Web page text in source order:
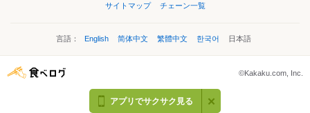
アプリでサクサク見る
サイトマップ
チェーン一覧
言語： English 简体中文 繁體中文 한국어 日本語
©Kakaku.com, Inc.